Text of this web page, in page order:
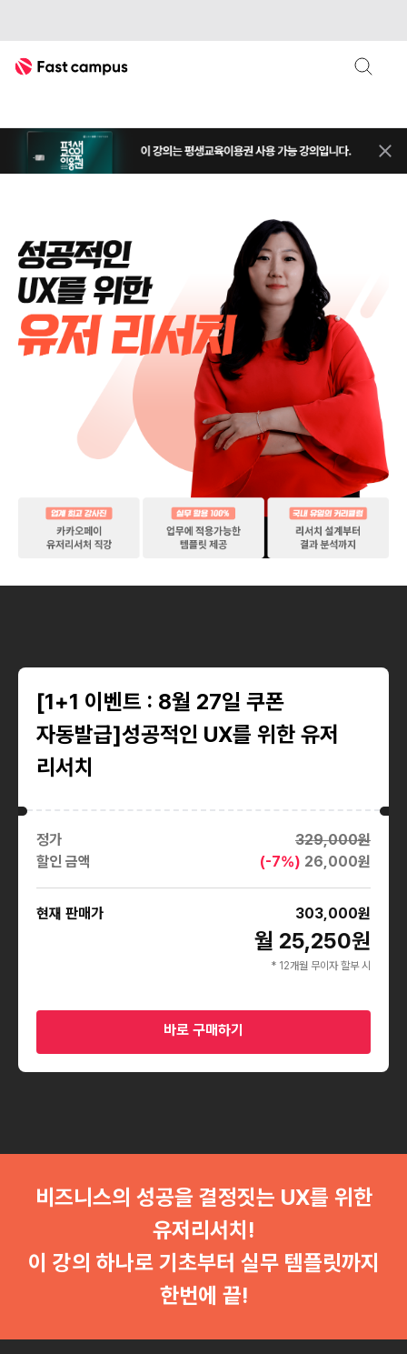
Fast Campus
상단
[1+1 이벤트 : 8월 27일 쿠폰
자동발급]성공적인 UX를 위한 유저
리서치
정가 329,000원
할인 금액
(-7%) 26,000원
현재 판매가 303,000원
월 25,250원
* 12개월 무이자 할부 시
바로 구매하기
비즈니스의 성공을 결정짓는 UX를 위한
유저리서치!
이 강의 하나로 기초부터 실무 템플릿까지
한번에 끝!